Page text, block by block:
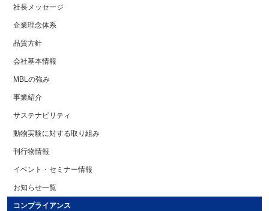
社長メッセージ
企業理念体系
品質方針
会社基本情報
MBLの強み
事業紹介
サステナビリティ
動物実験に対する取り組み
刊行物情報
イベント・セミナー情報
お知らせ一覧
コンプライアンス